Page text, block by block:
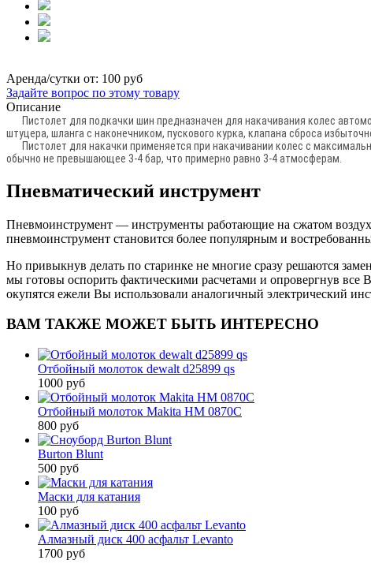
Аренда/сутки от: 100 руб
Задайте вопрос по этому товару
Описание
Пистолет для подкачки шин предназначен для накачивания колес
штуцера, шланга с наконечником, пускового курка, клапана сброса
Пистолет для накачки применяется при накачивании колес с
обычно не превышающее 3-4 бар, что примерно равно 3-4 атмосферам.
Пневматический инструмент
Пневмоинструмент — инструменты работающие на сжатом
пневмоинструмент становится более популярным и
Но привыкнув делать по старинке не многие сразу решаются
мы готовы оспорить фактическими расчетами и опровергнув все
окупятся ежели Вы использовали аналогичный электрический
ВАМ ТАКЖЕ МОЖЕТ БЫТЬ ИНТЕРЕСНО
Отбойный молоток dewalt d25899 qs
1000 руб
Отбойный молоток Makita HM 0870C
800 руб
Burton Blunt
500 руб
Маски для катания
100 руб
Алмазный диск 400 асфальт Levanto
1700 руб